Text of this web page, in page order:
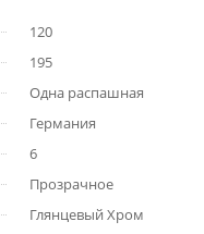
120
195
Одна распашная
Германия
6
Прозрачное
Глянцевый Хром